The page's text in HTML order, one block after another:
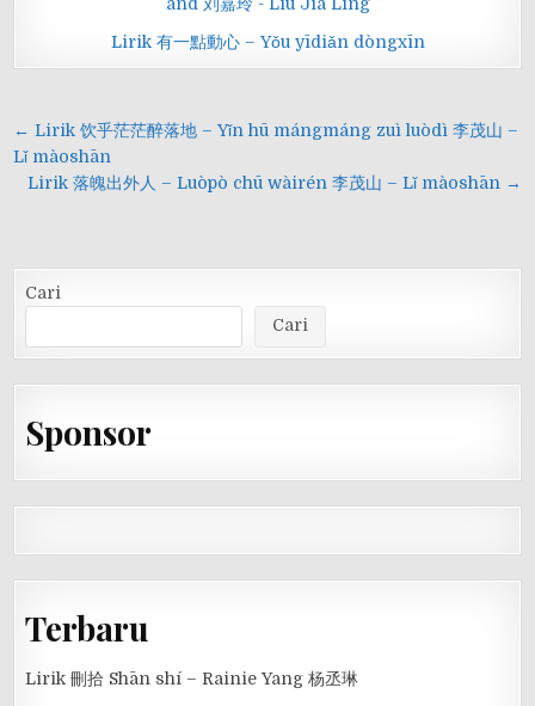
Lirik 有一點動心 – Yǒu yīdiǎn dòngxīn
Navigasi
pos
← Lirik 饮乎茫茫醉落地 – Yǐn hū mángmáng zuì luòdì 李茂山 –
Lǐ màoshān
Lirik 落魄出外人 – Luòpò chū wàirén 李茂山 – Lǐ màoshān →
Cari
Cari
Sponsor
Terbaru
Lirik 刪拾 Shān shí – Rainie Yang 杨丞琳